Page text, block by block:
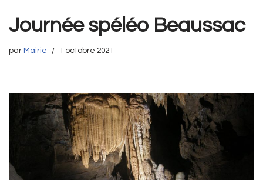
Journée spéléo Beaussac
par Mairie 1 octobre 2021